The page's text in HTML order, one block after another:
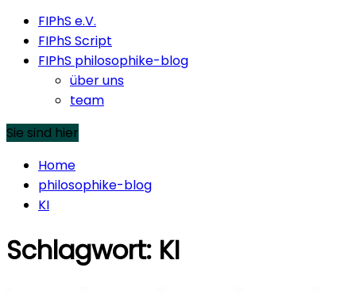
FIPhS e.V.
FIPhS Script
FIPhS philosophike-blog
über uns
team
Sie sind hier
Home
philosophike-blog
KI
Schlagwort: KI